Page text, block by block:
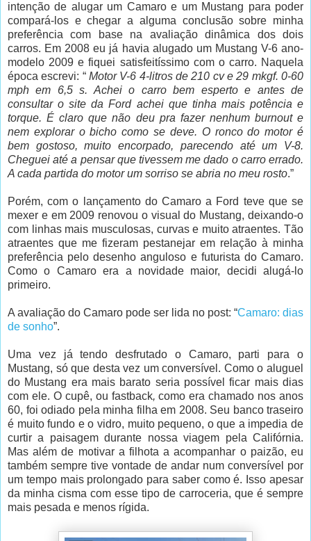
intenção de alugar um Camaro e um Mustang para poder
compará-los e chegar a alguma conclusão sobre minha
preferência com base na avaliação dinâmica dos dois
carros. Em 2008 eu já havia alugado um Mustang V-6 ano-
modelo 2009 e fiquei satisfeitíssimo com o carro. Naquela
época escrevi: “ Motor V-6 4-litros de 210 cv e 29 mkgf. 0-60
mph em 6,5 s. Achei o carro bem esperto e antes de
consultar o site da Ford achei que tinha mais potência e
torque. É claro que não deu pra fazer nenhum burnout e
nem explorar o bicho como se deve. O ronco do motor é
bem gostoso, muito encorpado, parecendo até um V-8.
Cheguei até a pensar que tivessem me dado o carro errado.
A cada partida do motor um sorriso se abria no meu rosto.”
Porém, com o lançamento do Camaro a Ford teve que se
mexer e em 2009 renovou o visual do Mustang, deixando-o
com linhas mais musculosas, curvas e muito atraentes. Tão
atraentes que me fizeram pestanejar em relação à minha
preferência pelo desenho anguloso e futurista do Camaro.
Como o Camaro era a novidade maior, decidi alugá-lo
primeiro.
A avaliação do Camaro pode ser lida no post: “Camaro: dias
de sonho”.
Uma vez já tendo desfrutado o Camaro, parti para o
Mustang, só que desta vez um conversível. Como o aluguel
do Mustang era mais barato seria possível ficar mais dias
com ele. O cupê, ou fastback, como era chamado nos anos
60, foi odiado pela minha filha em 2008. Seu banco traseiro
é muito fundo e o vidro, muito pequeno, o que a impedia de
curtir a paisagem durante nossa viagem pela Califórnia.
Mas além de motivar a filhota a acompanhar o paizão, eu
também sempre tive vontade de andar num conversível por
um tempo mais prolongado para saber como é. Isso apesar
da minha cisma com esse tipo de carroceria, que é sempre
mais pesada e menos rígida.